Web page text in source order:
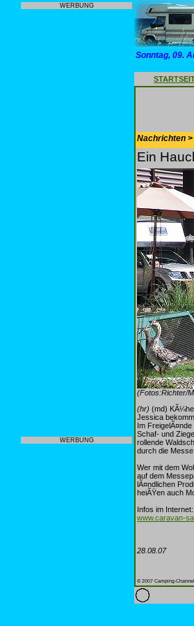
WERBUNG
WERBUNG
Sonntag, 09.
Nachrichten
Ein
(Fotos:Richter/
(hr) (md)
Jessica
Im
Schaf- und
rollende
durch die
Wer mit dem
auf dem
lÃ¤ndlichen
heiÃŸen auch
Infos im Internet:
www.caravan-
28.08.07
© 2007 Camping-Channel